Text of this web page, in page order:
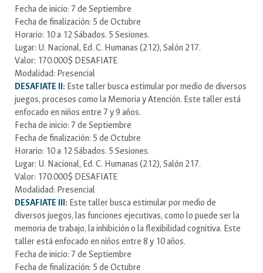
Fecha de inicio: 7 de Septiembre
Fecha de finalización: 5 de Octubre
Horario: 10 a 12 Sábados. 5 Sesiones.
Lugar: U. Nacional, Ed. C. Humanas (212), Salón 217.
Valor: 170.000$ DESAFIATE
Modalidad: Presencial
DESAFIATE II: Este taller busca estimular por medio de diversos
juegos, procesos como la Memoria y Atención. Este taller está
enfocado en niños entre 7 y 9 años.
Fecha de inicio: 7 de Septiembre
Fecha de finalización: 5 de Octubre
Horario: 10 a 12 Sábados. 5 Sesiones.
Lugar: U. Nacional, Ed. C. Humanas (212), Salón 217.
Valor: 170.000$ DESAFIATE
Modalidad: Presencial
DESAFIATE III: Este taller busca estimular por medio de
diversos juegos, las funciones ejecutivas, como lo puede ser la
memoria de trabajo, la inhibición o la flexibilidad cognitiva. Este
taller está enfocado en niños entre 8 y 10 años.
Fecha de inicio: 7 de Septiembre
Fecha de finalización: 5 de Octubre